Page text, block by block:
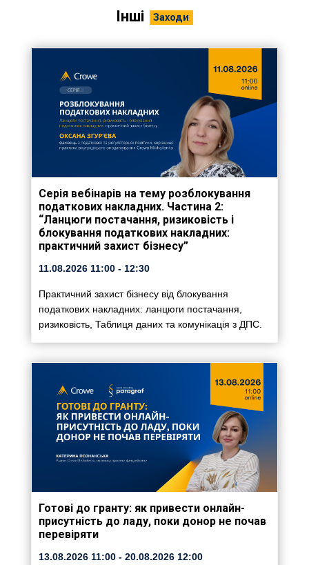
Інші Заходи
Серія вебінарів на тему розблокування
податкових накладних. Частина 2:
“Ланцюги постачання, ризиковість і
блокування податкових накладних:
практичний захист бізнесу”
11.08.202611:00- 12:30
Практичний захист бізнесу від блокування
податкових накладних: ланцюги постачання,
ризиковість, Таблиця даних та комунікація з ДПС.
Готові до гранту: як привести онлайн-
присутність до ладу, поки донор не почав
перевіряти
13.08.202611:00- 20.08.202612:00